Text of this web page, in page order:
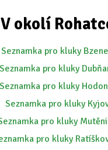
V okolí
Seznamka pro kluky
Seznamka pro kluky
Seznamka pro kluky
Seznamka pro kluky
pro kluky
pro kluky